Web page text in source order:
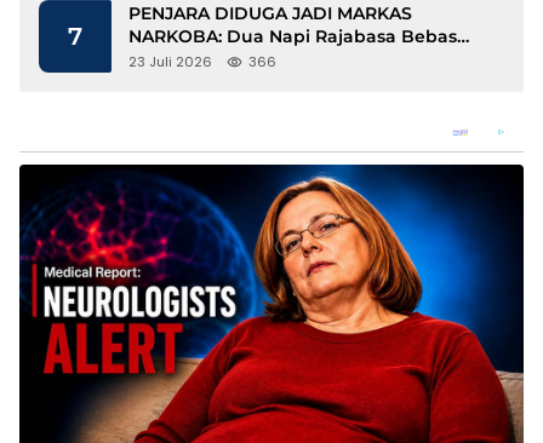
7
PENJARA DIDUGA JADI MARKAS
NARKOBA: Dua Napi Rajabasa Bebas
Gunakan HP, Muncul Dugaan
23 Juli 2026 366